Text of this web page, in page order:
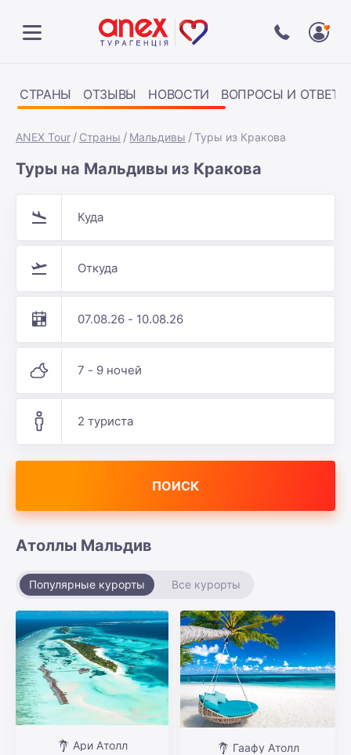
СТРАНЫ ОТЗЫВЫ НОВОСТИ ВОПРОСЫ И ОТВЕТЫ
ANEX Tour Страны Мальдивы Туры из Кракова
Туры на Мальдивы из Кракова
Куда
Откуда
07.08.26 - 10.08.26
7 - 9 ночей
2 туриста
ПОИСК
Атоллы Мальдив
Популярные курорты Все курорты
Ари Атолл Гаафу Атолл